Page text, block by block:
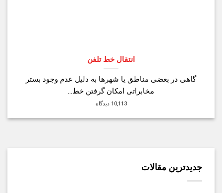
انتقال خط تلفن
گاهی در بعضی مناطق یا شهرها به دلیل عدم وجود بستر
مخابراتی امکان گرفتن خط...
10,113 دیدگاه
جدیدترین مقالات